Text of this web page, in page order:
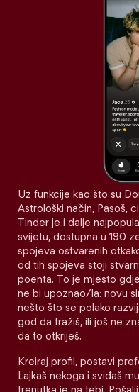
Uz funkcije kao što su
Astrološki način, Pasoš,
Tinder je i dalje
svijetu, dostupna u 190
spojeva ostvarenih
od tih spojeva stoji
poenta. To je mjesto
ne bi upoznao/la: novu
nešto što se polako
god da tražiš, ili još ne
da to otkriješ.
Kreiraj profil, postavi
Lajkaš nekoga i sviđaš